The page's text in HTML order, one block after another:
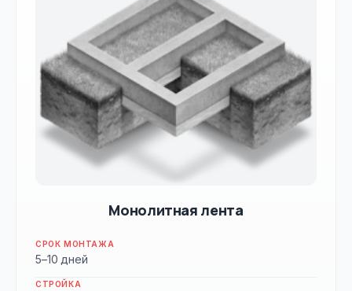
Монолитная лента
СРОК МОНТАЖА
5–10 дней
СТРОЙКА